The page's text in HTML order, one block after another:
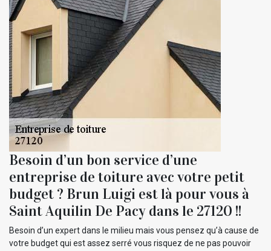
Besoin d’un bon service d’une
entreprise de toiture avec votre petit
budget ? Brun Luigi est là pour vous à
Saint Aquilin De Pacy dans le 27120 !!
Besoin d’un expert dans le milieu mais vous pensez qu’à cause de
votre budget qui est assez serré vous risquez de ne pas pouvoir